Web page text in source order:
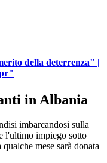
della deterrenza" |
in Albania
imbarcandosi sulla
l'ultimo impiego sotto
mese sarà donata